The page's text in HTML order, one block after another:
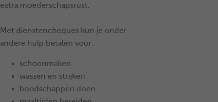
extra moederschapsrust.
Met dienstencheques kun je onder
andere hulp betalen voor:
schoonmaken
wassen en strijken
boodschappen doen